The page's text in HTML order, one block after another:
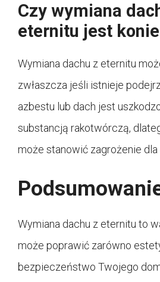
Czy wymiana
eternitu jest
Wymiana dachu z eternitu
zwłaszcza jeśli istnieje
azbestu lub dach jest
substancją rakotwórczą,
może stanowić zagrożenie dla
Wymiana dachu z eternitu to
może poprawić zarówno
bezpieczeństwo Twojego